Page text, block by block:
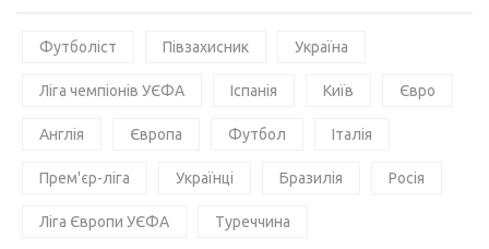
Футболіст Півзахисник Україна
Ліга чемпіонів УЄФА Іспанія Київ Євро
Англія Європа Футбол Італія
Прем'єр-ліга Українці Бразилія Росія
Ліга Європи УЄФА Туреччина